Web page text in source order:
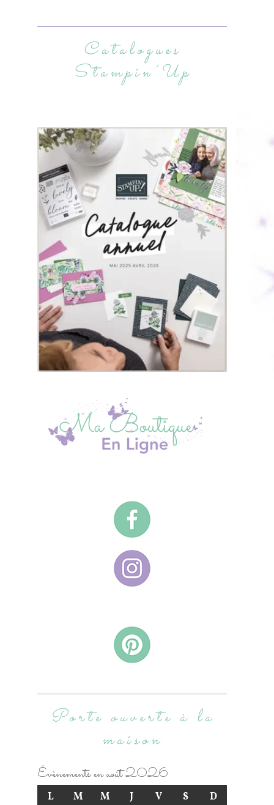
Catalogues
Stampin’Up
Porte ouverte à la
maison
Évènements en août 2026
L M M J V S D